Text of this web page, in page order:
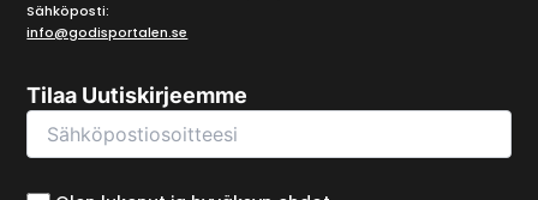
Sähköposti:
info@godisportalen.se
Tilaa Uutiskirjeemme